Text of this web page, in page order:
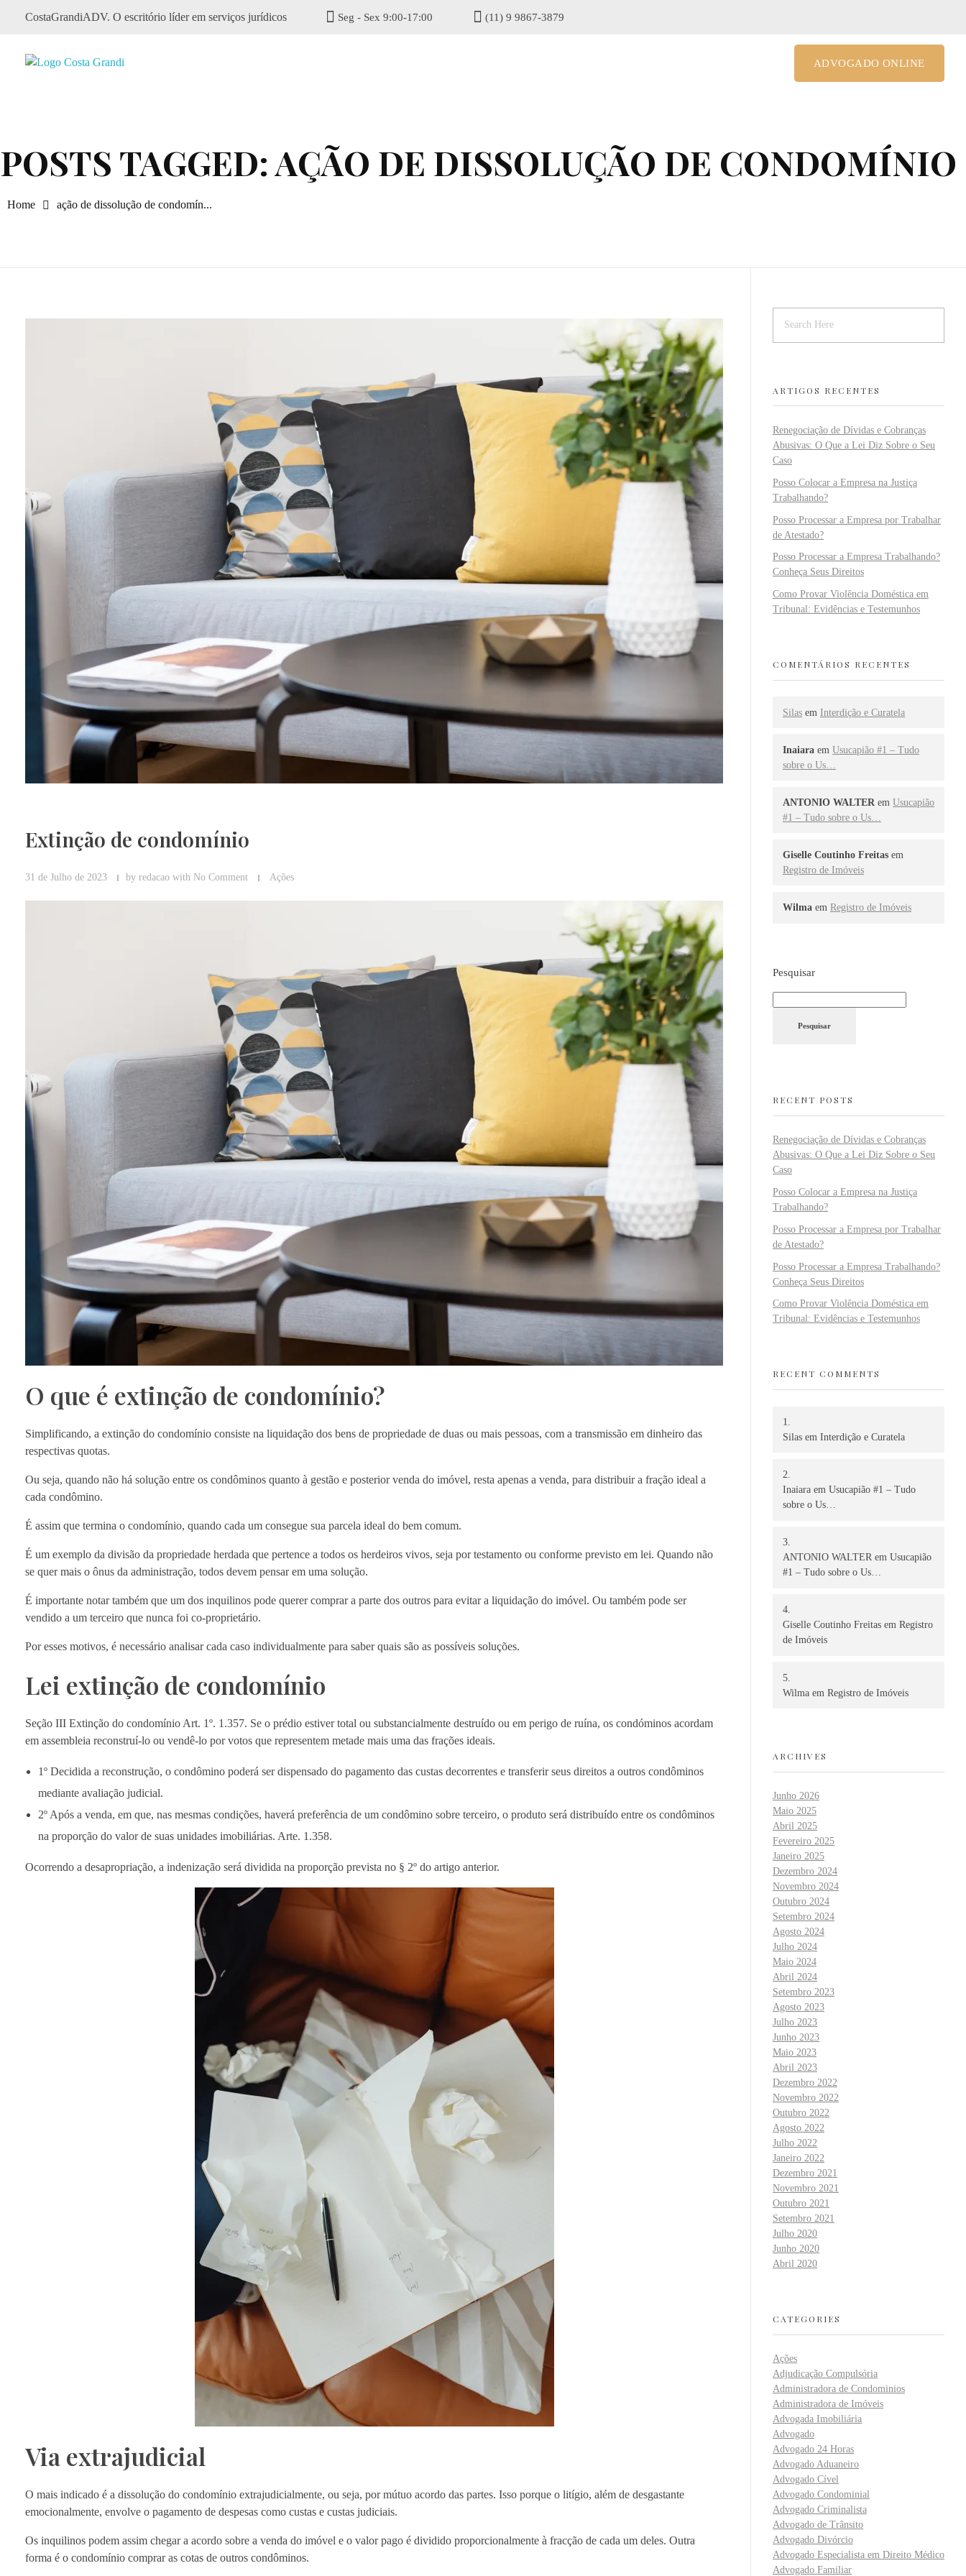
CostaGrandiADV. O escritório líder em serviços jurídicos Seg - Sex 9:00-17:00 (11) 9 9867-3879
ADVOGADO ONLINE
Home ação de dissolução de condomín...
POSTS TAGGED: AÇÃO DE DISSOLUÇÃO DE CONDOMÍNIO
Extinção de condomínio
31 de Julho de 2023 by redacao with No Comment Ações
O que é extinção de condomínio?
Simplificando, a extinção do condomínio consiste na liquidação dos bens de propriedade de duas ou mais pessoas, com a transmissão em dinheiro das
respectivas quotas.
Ou seja, quando não há solução entre os condôminos quanto à gestão e posterior venda do imóvel, resta apenas a venda, para distribuir a fração ideal a
cada condômino.
É assim que termina o condomínio, quando cada um consegue sua parcela ideal do bem comum.
É um exemplo da divisão da propriedade herdada que pertence a todos os herdeiros vivos, seja por testamento ou conforme previsto em lei. Quando não
se quer mais o ônus da administração, todos devem pensar em uma solução.
É importante notar também que um dos inquilinos pode querer comprar a parte dos outros para evitar a liquidação do imóvel. Ou também pode ser
vendido a um terceiro que nunca foi co-proprietário.
Por esses motivos, é necessário analisar cada caso individualmente para saber quais são as possíveis soluções.
Lei extinção de condomínio
Seção III Extinção do condomínio Art. 1º. 1.357. Se o prédio estiver total ou substancialmente destruído ou em perigo de ruína, os condóminos acordam
em assembleia reconstruí-lo ou vendê-lo por votos que representem metade mais uma das frações ideais.
1º Decidida a reconstrução, o condômino poderá ser dispensado do pagamento das custas decorrentes e transferir seus direitos a outros condôminos
mediante avaliação judicial.
2º Após a venda, em que, nas mesmas condições, haverá preferência de um condômino sobre terceiro, o produto será distribuído entre os condôminos
na proporção do valor de suas unidades imobiliárias. Arte. 1.358.
Ocorrendo a desapropriação, a indenização será dividida na proporção prevista no § 2º do artigo anterior.
Via extrajudicial
O mais indicado é a dissolução do condomínio extrajudicialmente, ou seja, por mútuo acordo das partes. Isso porque o litígio, além de desgastante
emocionalmente, envolve o pagamento de despesas como custas e custas judiciais.
Os inquilinos podem assim chegar a acordo sobre a venda do imóvel e o valor pago é dividido proporcionalmente à fracção de cada um deles. Outra
forma é o condomínio comprar as cotas de outros condôminos.
ARTIGOS RECENTES
Renegociação de Dívidas e Cobranças
Abusivas: O Que a Lei Diz Sobre o Seu
Caso
Posso Colocar a Empresa na Justiça
Trabalhando?
Posso Processar a Empresa por Trabalhar
de Atestado?
Posso Processar a Empresa Trabalhando?
Conheça Seus Direitos
Como Provar Violência Doméstica em
Tribunal: Evidências e Testemunhos
COMENTÁRIOS RECENTES
Silas em Interdição e Curatela
Inaiara em Usucapião #1 – Tudo
sobre o Us…
ANTONIO WALTER em Usucapião
#1 – Tudo sobre o Us…
Giselle Coutinho Freitas em
Registro de Imóveis
Wilma em Registro de Imóveis
Pesquisar
Pesquisar
RECENT POSTS
Renegociação de Dívidas e Cobranças
Abusivas: O Que a Lei Diz Sobre o Seu
Caso
Posso Colocar a Empresa na Justiça
Trabalhando?
Posso Processar a Empresa por Trabalhar
de Atestado?
Posso Processar a Empresa Trabalhando?
Conheça Seus Direitos
Como Provar Violência Doméstica em
Tribunal: Evidências e Testemunhos
RECENT COMMENTS
Silas em Interdição e Curatela
Inaiara em Usucapião #1 – Tudo
sobre o Us…
ANTONIO WALTER em Usucapião
#1 – Tudo sobre o Us…
Giselle Coutinho Freitas em Registro
de Imóveis
Wilma em Registro de Imóveis
ARCHIVES
Junho 2026
Maio 2025
Abril 2025
Fevereiro 2025
Janeiro 2025
Dezembro 2024
Novembro 2024
Outubro 2024
Setembro 2024
Agosto 2024
Julho 2024
Maio 2024
Abril 2024
Setembro 2023
Agosto 2023
Julho 2023
Junho 2023
Maio 2023
Abril 2023
Dezembro 2022
Novembro 2022
Outubro 2022
Agosto 2022
Julho 2022
Janeiro 2022
Dezembro 2021
Novembro 2021
Outubro 2021
Setembro 2021
Julho 2020
Junho 2020
Abril 2020
CATEGORIES
Ações
Adjudicação Compulsória
Administradora de Condominios
Administradora de Imóveis
Advogada Imobiliária
Advogado
Advogado 24 Horas
Advogado Aduaneiro
Advogado Cível
Advogado Condominial
Advogado Criminalista
Advogado de Trânsito
Advogado Divórcio
Advogado Especialista em Direito Médico
Advogado Familiar